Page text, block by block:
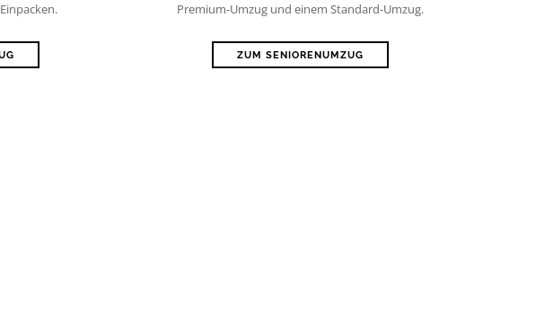
oder Büroumzug
Premium-Umzug und einem Standard-Umzug.
ZUM SENIORENUMZUG